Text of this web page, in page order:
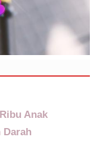
Anak
Darah